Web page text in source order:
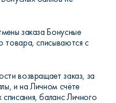
заказа Бонусные
товара, списываются с
возвращает заказ, за
и на Личном счёте
баланс Личного